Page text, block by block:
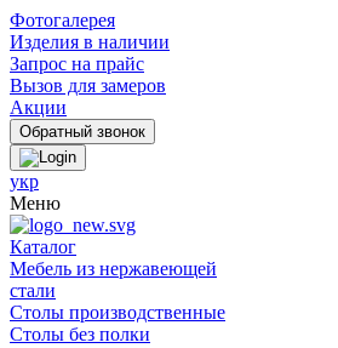
Фотогалерея
Изделия в наличии
Запрос на прайс
Вызов для замеров
Акции
укр
Меню
Каталог
Мебель из нержавеющей
стали
Столы производственные
Столы без полки